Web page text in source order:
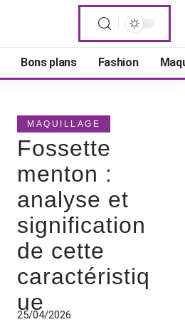
Bons plans Fashion
MAQUILLAGE
Fossette
menton :
analyse et
signification
de cette
caractéristiq
ue
25/04/2026